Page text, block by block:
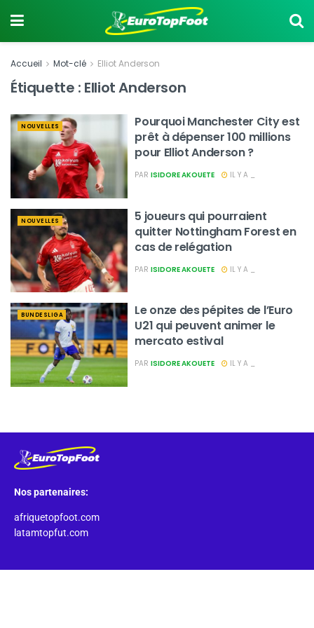
Accueil Mot-clé Elliot Anderson
Étiquette : Elliot Anderson
NOUVELLES
Pourquoi Manchester City est
prêt à dépenser 100 millions
pour Elliot Anderson ?
PAR ISIDORE AKOUETE IL Y A _
NOUVELLES
5 joueurs qui pourraient
quitter Nottingham Forest en
cas de relégation
PAR ISIDORE AKOUETE IL Y A _
BUNDESLIGA
Le onze des pépites de l’Euro
U21 qui peuvent animer le
mercato estival
PAR ISIDORE AKOUETE IL Y A _
Nos partenaires:
afriquetopfoot.com
latamtopfut.com